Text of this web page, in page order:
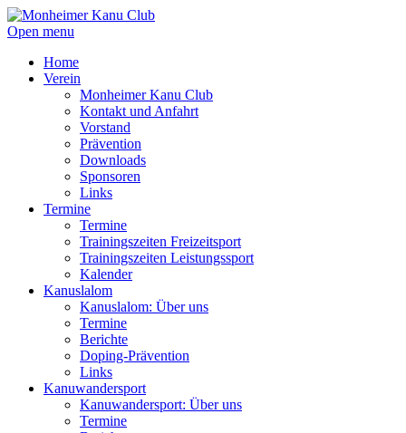
Open menu
Home
Verein
Monheimer Kanu Club
Kontakt und Anfahrt
Vorstand
Prävention
Downloads
Sponsoren
Links
Termine
Termine
Trainingszeiten Freizeitsport
Trainingszeiten Leistungssport
Kalender
Kanuslalom
Kanuslalom: Über uns
Termine
Berichte
Doping-Prävention
Links
Kanuwandersport
Kanuwandersport: Über uns
Termine